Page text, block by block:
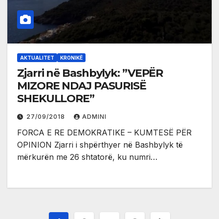
AKTUALITET KRONIKË
Zjarri në Bashbylyk: ”VEPËR
MIZORE NDAJ PASURISË
SHEKULLORE”
27/09/2018 ADMINI
FORCA E RE DEMOKRATIKE – KUMTESË PËR
OPINION Zjarri i shpërthyer në Bashbylyk të
mërkurën me 26 shtatorë, ku numri…